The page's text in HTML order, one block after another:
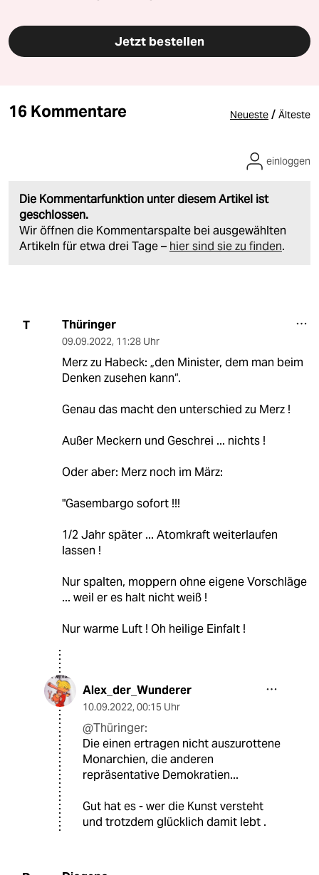
Jetzt bestellen
16 Kommentare Neueste / Älteste
Die Kommentarfunktion unter diesem Artikel ist
geschlossen.
Wir öffnen die Kommentarspalte bei ausgewählten
Artikeln für etwa drei Tage – hier sind sie zu finden.
einloggen
T Thüringer
09.09.2022, 11:28 Uhr
Merz zu Habeck: „den Minister, dem man beim
Denken zusehen kann“.
Genau das macht den unterschied zu Merz !
Außer Meckern und Geschrei ... nichts !
Oder aber: Merz noch im März:
"Gasembargo sofort !!!
1/2 Jahr später ... Atomkraft weiterlaufen
lassen !
Nur spalten, moppern ohne eigene Vorschläge
... weil er es halt nicht weiß !
Nur warme Luft ! Oh heilige Einfalt !
Alex_der_Wunderer
10.09.2022, 00:15 Uhr
@Thüringer:
Die einen ertragen nicht auszurottene
Monarchien, die anderen
repräsentative Demokratien...
Gut hat es - wer die Kunst versteht
und trotzdem glücklich damit lebt .